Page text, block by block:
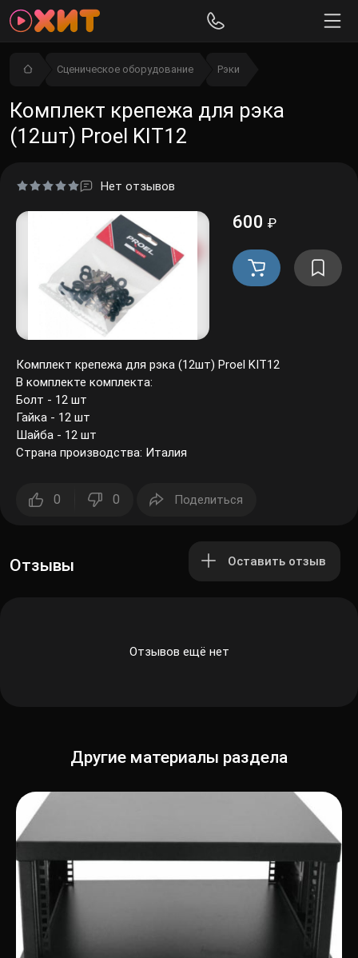
Сценическое оборудование Рэки
Комплект крепежа для рэка
(12шт) Proel KIT12
Нет отзывов
600 ₽
Комплект крепежа для рэка (12шт) Proel KIT12
В комплекте комплекта:
Болт - 12 шт
Гайка - 12 шт
Шайба - 12 шт
Страна производства: Италия
0 0 Поделиться
Отзывы Оставить отзыв
Отзывов ещё нет
Другие материалы раздела